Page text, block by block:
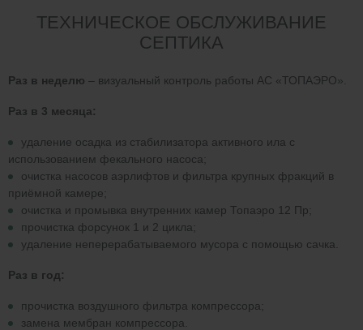
ТЕХНИЧЕСКОЕ ОБСЛУЖИВАНИЕ
СЕПТИКА
Раз в неделю – визуальный контроль работы АС «ТОПАЭРО».
Раз в 3 месяца:
удаление осадка из стабилизатора активного ила с
использованием фекального насоса;
очистка насосов аэрлифтов и фильтра крупных фракций в
приёмной камере;
очистка и промывка внутренних камер Топаэро 12 Пр;
прочистка форсунок 1 и 2 цикла;
удаление неперерабатываемого мусора с помощью сачка.
Раз в год:
прочистка воздушного фильтра компрессора;
замена мембран компрессора.